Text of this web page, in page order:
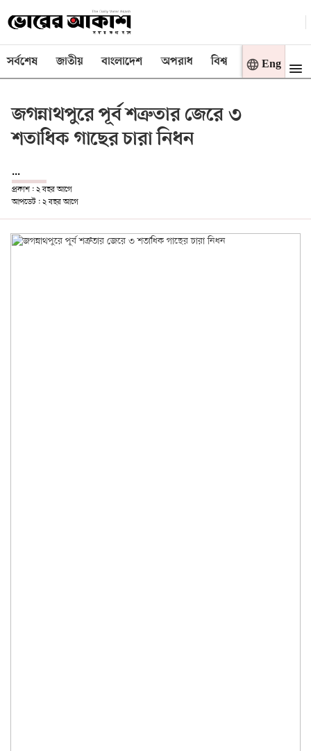
সর্বশেষ জাতীয় বাংলাদেশ অপরাধ বিশ্ব বাণিজ্য
Eng
জগন্নাথপুরে পূর্ব শত্রুতার জেরে ৩
শতাধিক গাছের চারা নিধন
...
প্রকাশ : ২ বছর আগে
আপডেট : ২ বছর আগে